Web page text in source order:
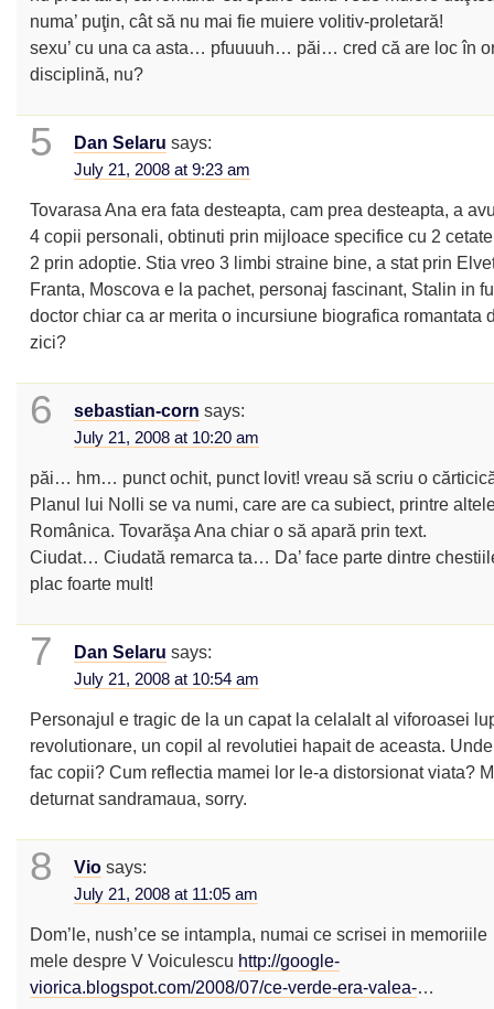
numa’ puţin, cât să nu mai fie muiere volitiv-proletară!
sexu’ cu una ca asta… pfuuuuh… păi… cred că are loc în
disciplină, nu?
5 Dan Selaru says:
July 21, 2008 at 9:23 am
Tovarasa Ana era fata desteapta, cam prea desteapta, a
4 copii personali, obtinuti prin mijloace specifice cu 2
2 prin adoptie. Stia vreo 3 limbi straine bine, a stat prin
Franta, Moscova e la pachet, personaj fascinant, Stalin in
doctor chiar ca ar merita o incursiune biografica romantata
zici?
6 sebastian-corn says:
July 21, 2008 at 10:20 am
păi… hm… punct ochit, punct lovit! vreau să scriu o
Planul lui Nolli se va numi, care are ca subiect, printre
Românica. Tovarăşa Ana chiar o să apară prin text.
Ciudat… Ciudată remarca ta… Da’ face parte dintre
plac foarte mult!
7 Dan Selaru says:
July 21, 2008 at 10:54 am
Personajul e tragic de la un capat la celalalt al viforoasei
revolutionare, un copil al revolutiei hapait de aceasta.
fac copii? Cum reflectia mamei lor le-a distorsionat viata?
deturnat sandramaua, sorry.
8 Vio says:
July 21, 2008 at 11:05 am
Dom’le, nush’ce se intampla, numai ce scrisei in memoriile
mele despre V Voiculescu http://google-
viorica.blogspot.com/2008/07/ce-verde-era-valea-…